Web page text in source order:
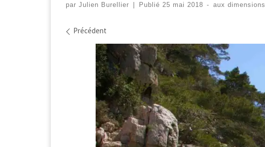
par Julien Burellier Publié 25 mai 2018 - aux dimensions
Navigation dans les images
Précédent